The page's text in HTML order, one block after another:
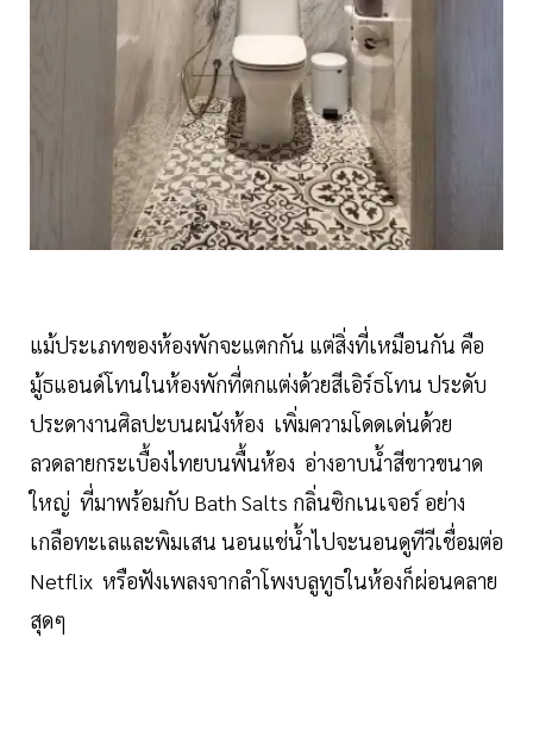
แม้ประเภทของห้องพักจะแตกกัน แต่สิ่งที่เหมือนกัน คือ
มู้ธแอนด์โทนในห้องพักที่ตกแต่งด้วยสีเอิร์ธโทน ประดับ
ประดางานศิลปะบนผนังห้อง เพิ่มความโดดเด่นด้วย
ลวดลายกระเบื้องไทยบนพื้นห้อง อ่างอาบน้ำสีขาวขนาด
ใหญ่ ที่มาพร้อมกับ Bath Salts กลิ่นซิกเนเจอร์ อย่าง
เกลือทะเลและพิมเสน นอนแช่น้ำไปจะนอนดูทีวีเชื่อมต่อ
Netflix หรือฟังเพลงจากลำโพงบลูทูธในห้องก็ผ่อนคลาย
สุดๆ